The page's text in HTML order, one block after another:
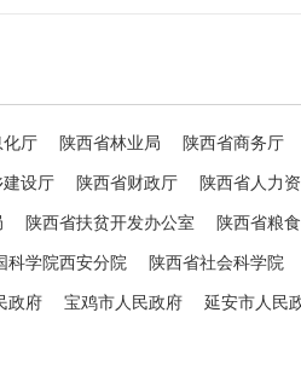
化厅 陕西省林业局 陕西省商务厅
设厅 陕西省财政厅 陕西省人力
陕西省扶贫开发办公室 陕西省粮
科学院西安分院 陕西省社会科学院
政府 宝鸡市人民政府 延安市人民